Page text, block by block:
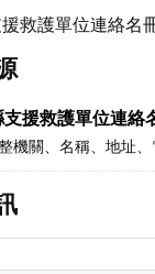
救護單位連絡名
支援救護單位連絡
機關、名稱、地址、